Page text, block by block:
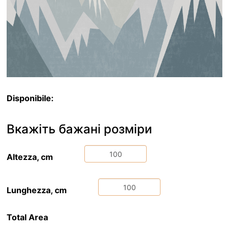
Disponibile:
Вкажіть бажані розміри
Altezza, cm
Lunghezza, cm
Total Area